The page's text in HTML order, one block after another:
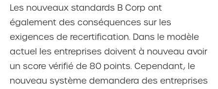
Les nouveaux standards B Corp ont
également des conséquences sur les
exigences de recertification. Dans le modèle
actuel les entreprises doivent à nouveau avoir
un score vérifié de 80 points. Cependant, le
nouveau système demandera des entreprises